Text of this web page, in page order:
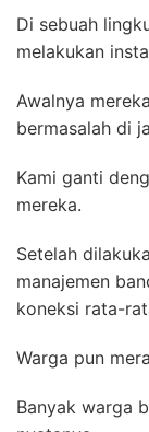
Di sebuah
melakukan
Awalnya
bermasalah di
Kami ganti
mereka.
Setelah
manajemen
koneksi rata-
Warga pun
Banyak warga